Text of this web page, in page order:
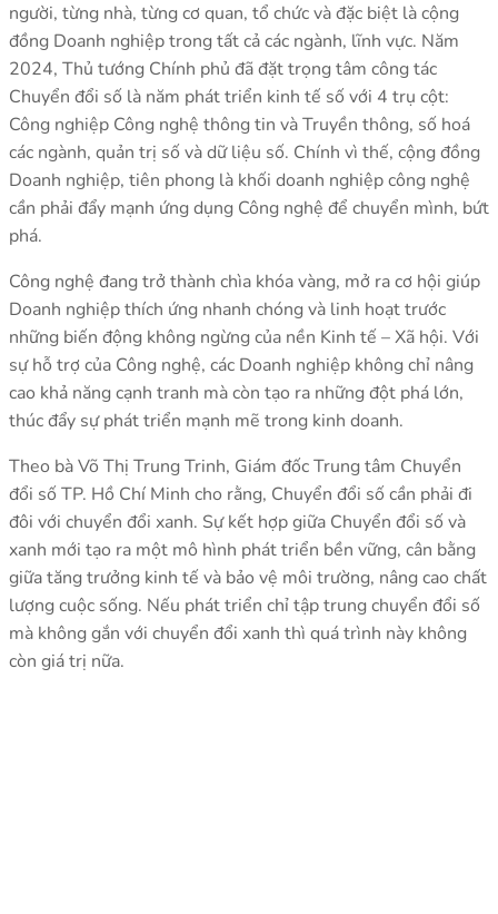
người, từng nhà, từng cơ quan, tổ chức và đặc biệt là cộng
đồng Doanh nghiệp trong tất cả các ngành, lĩnh vực. Năm
2024, Thủ tướng Chính phủ đã đặt trọng tâm công tác
Chuyển đổi số là năm phát triển kinh tế số với 4 trụ cột:
Công nghiệp Công nghệ thông tin và Truyền thông, số hoá
các ngành, quản trị số và dữ liệu số. Chính vì thế, cộng đồng
Doanh nghiệp, tiên phong là khối doanh nghiệp công nghệ
cần phải đẩy mạnh ứng dụng Công nghệ để chuyển mình, bứt
phá.
Công nghệ đang trở thành chìa khóa vàng, mở ra cơ hội giúp
Doanh nghiệp thích ứng nhanh chóng và linh hoạt trước
những biến động không ngừng của nền Kinh tế – Xã hội. Với
sự hỗ trợ của Công nghệ, các Doanh nghiệp không chỉ nâng
cao khả năng cạnh tranh mà còn tạo ra những đột phá lớn,
thúc đẩy sự phát triển mạnh mẽ trong kinh doanh.
Theo bà Võ Thị Trung Trinh, Giám đốc Trung tâm Chuyển
đổi số TP. Hồ Chí Minh cho rằng, Chuyển đổi số cần phải đi
đôi với chuyển đổi xanh. Sự kết hợp giữa Chuyển đổi số và
xanh mới tạo ra một mô hình phát triển bền vững, cân bằng
giữa tăng trưởng kinh tế và bảo vệ môi trường, nâng cao chất
lượng cuộc sống. Nếu phát triển chỉ tập trung chuyển đổi số
mà không gắn với chuyển đổi xanh thì quá trình này không
còn giá trị nữa.